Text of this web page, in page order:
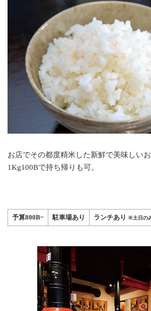
お店でその都度精米した新鮮で美味しい
1Kg100Bで持ち帰りも可。
予算800B~ 駐車場あり ランチあり ※土日の